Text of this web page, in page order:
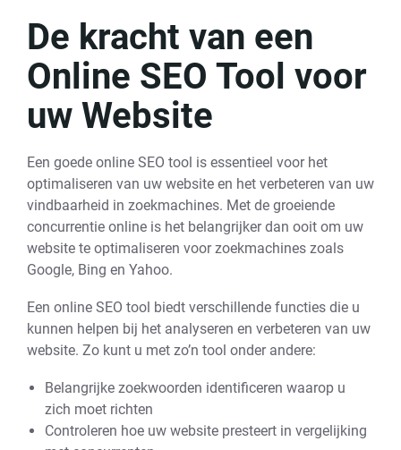
De kracht van een
Online SEO Tool voor
uw Website
Een goede online SEO tool is essentieel voor het
optimaliseren van uw website en het verbeteren van uw
vindbaarheid in zoekmachines. Met de groeiende
concurrentie online is het belangrijker dan ooit om uw
website te optimaliseren voor zoekmachines zoals
Google, Bing en Yahoo.
Een online SEO tool biedt verschillende functies die u
kunnen helpen bij het analyseren en verbeteren van uw
website. Zo kunt u met zo’n tool onder andere:
Belangrijke zoekwoorden identificeren waarop u
zich moet richten
Controleren hoe uw website presteert in vergelijking